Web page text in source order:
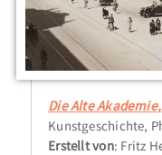
Die Alte
Kunstgeschichte,
Erstellt von: Fritz